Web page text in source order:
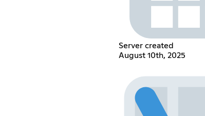
Server created
August 10th, 2025